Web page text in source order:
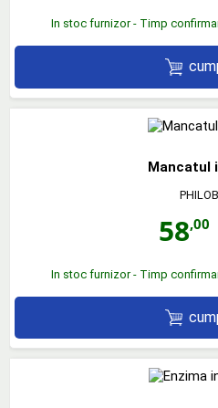
In stoc furnizor - Timp
Mancatul
58,00
In stoc furnizor - Timp